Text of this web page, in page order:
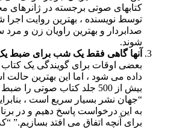
کتابهای صوتی برجسته در ژانرهای
توسط نویسنده ، بهترین روایت
صدابردار و بهترین راویان زن و مرد
شوند.
آنها گاهی فقط یک شب برای ضبط
بعضی اوقات برای گویندگی یک
داده می شود ، اما این بهترین حالت
بیش از 500 جلد کتاب صوتی
“جهان نشر بسیار سریع است ،
به این درخواست پاسخ دهیم و در
برای آنچه اتفاق می افتد بسازیم.”